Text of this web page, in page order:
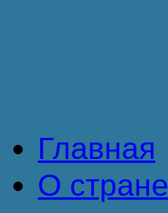
Главная
О стране